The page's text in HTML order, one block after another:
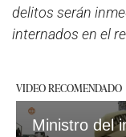
delitos serán
internados en el
VIDEO RECOMENDADO